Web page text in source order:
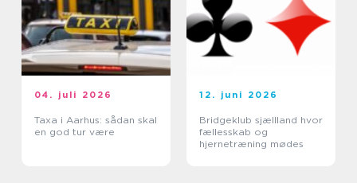
04. juli 2026
Taxa i Aarhus: sådan skal
en god tur være
12. juni 2026
Bridgeklub sjællland hvor
fællesskab og
hjernetræning mødes